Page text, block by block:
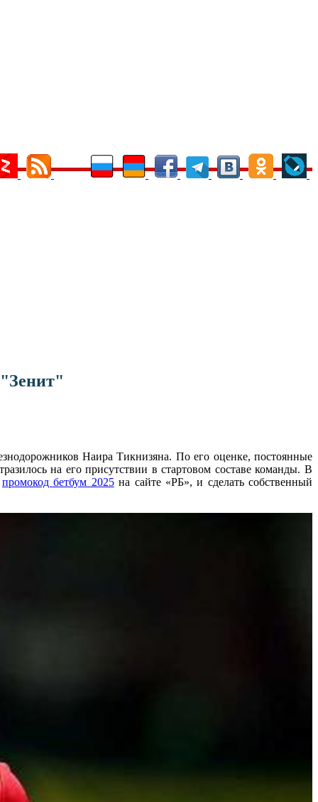
"Зенит"
Наира Тикнизяна. По его оценке, постоянные
на его присутствии в стартовом составе команды. В
промокод бетбум 2025на сайте «РБ», и сделать собственный